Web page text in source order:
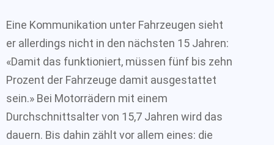
Eine Kommunikation unter Fahrzeugen sieht
er allerdings nicht in den nächsten 15 Jahren:
«Damit das funktioniert, müssen fünf bis zehn
Prozent der Fahrzeuge damit ausgestattet
sein.» Bei Motorrädern mit einem
Durchschnittsalter von 15,7 Jahren wird das
dauern. Bis dahin zählt vor allem eines: die